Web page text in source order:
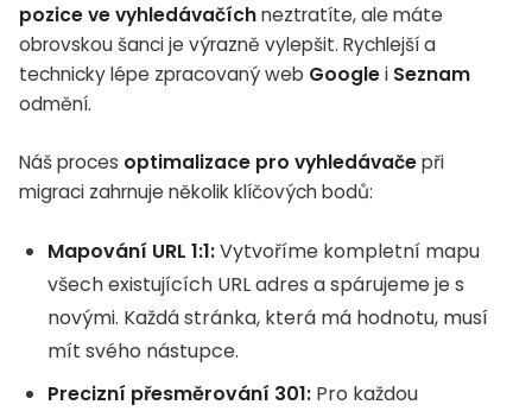
pozice ve vyhledávačíchneztratíte, ale máte
obrovskou šanci je výrazně vylepšit. Rychlejší a
technicky lépe zpracovaný web Googlei Seznam
odmění.
Náš proces optimalizace pro vyhledávačepři
migraci zahrnuje několik klíčových bodů:
Mapování URL 1:1:Vytvoříme kompletní mapu
všech existujících URL adres a spárujeme je s
novými. Každá stránka, která má hodnotu, musí
mít svého nástupce.
Precizní přesměrování 301: Pro každou